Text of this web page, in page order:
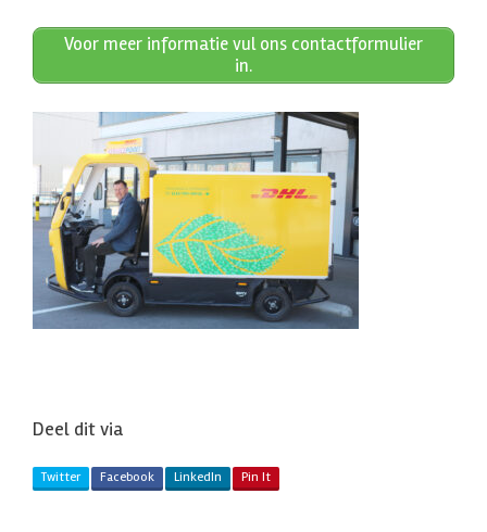
Voor meer informatie vul ons contactformulier
in.
Deel dit via
Twitter Facebook LinkedIn Pin It